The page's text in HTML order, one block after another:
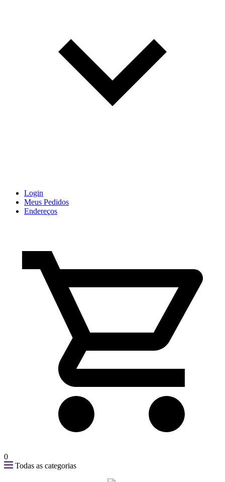
Login
Meus Pedidos
Endereços
0
Todas as categorias